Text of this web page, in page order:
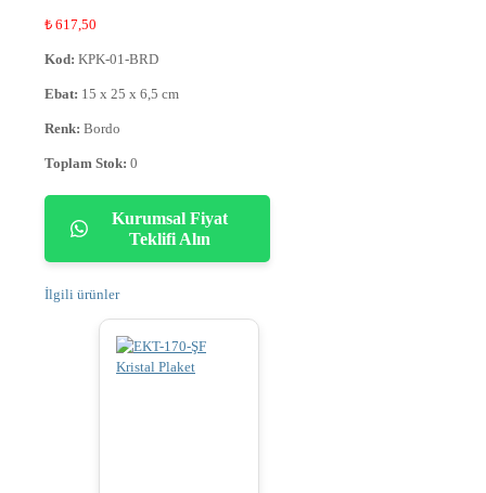
₺ 617,50
Kod: KPK-01-BRD
Ebat: 15 x 25 x 6,5 cm
Renk: Bordo
Toplam Stok: 0
Kurumsal Fiyat
Teklifi Alın
İlgili ürünler